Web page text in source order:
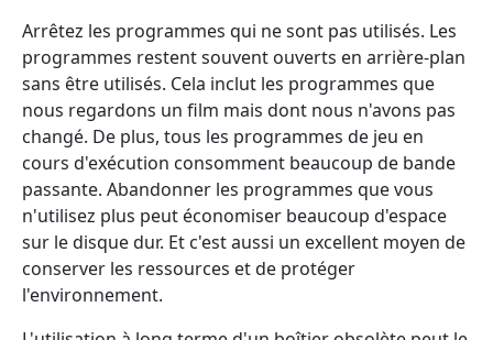
Arrêtez les programmes qui ne sont pas utilisés. Les
programmes restent souvent ouverts en arrière-plan
sans être utilisés. Cela inclut les programmes que
nous regardons un film mais dont nous n'avons pas
changé. De plus, tous les programmes de jeu en
cours d'exécution consomment beaucoup de bande
passante. Abandonner les programmes que vous
n'utilisez plus peut économiser beaucoup d'espace
sur le disque dur. Et c'est aussi un excellent moyen de
conserver les ressources et de protéger
l'environnement.